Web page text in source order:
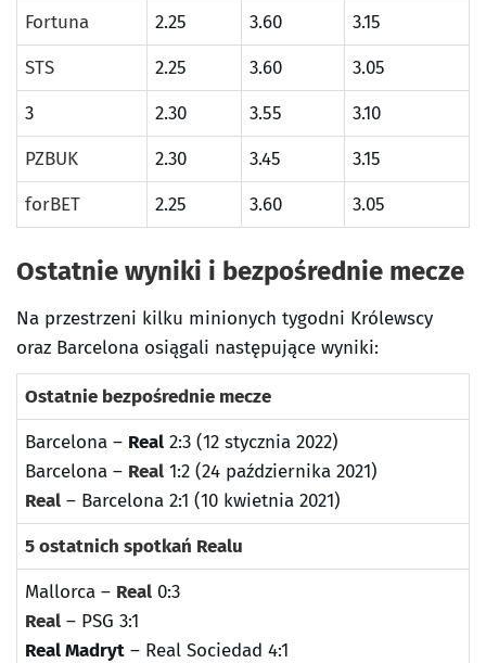
Fortuna
2.25 3.60
3.15
STS
2.25 3.60
3.05
3
2.30 3.55
3.10
PZBUK
2.30 3.45
3.15
forBET
2.25 3.60 3.05
Ostatnie wyniki i bezpośrednie mecze
Na przestrzeni kilku minionych tygodni Królewscy
oraz Barcelona osiągali następujące wyniki:
Ostatnie bezpośrednie mecze
Barcelona – Real 2:3 (12 stycznia 2022)
Barcelona – Real 1:2 (24 października 2021)
Real – Barcelona 2:1 (10 kwietnia 2021)
5 ostatnich spotkań Realu
Mallorca – Real 0:3
Real – PSG 3:1
Real Madryt – Real Sociedad 4:1